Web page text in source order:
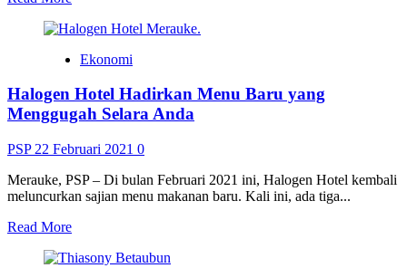
about
Okaba
Waktu
Luang
dengan
Bersawah
Ekonomi
Halogen Hotel Hadirkan Menu Baru yang
Menggugah Selara Anda
PSP 22 Februari 2021 0
Merauke, PSP – Di bulan Februari 2021 ini, Halogen Hotel kembali
meluncurkan sajian menu makanan baru. Kali ini, ada tiga...
Read MoreRead
about